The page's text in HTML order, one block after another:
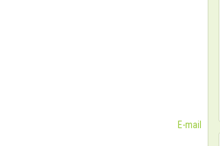
E-mail